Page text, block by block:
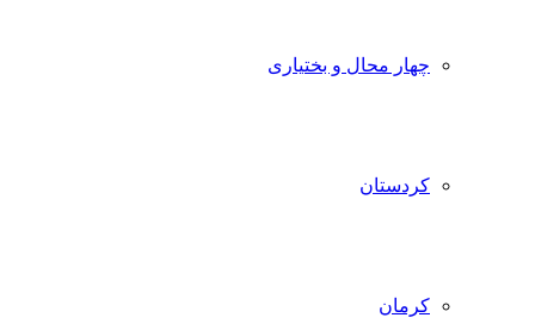
چهار محال و بختیاری
کردستان
کرمان